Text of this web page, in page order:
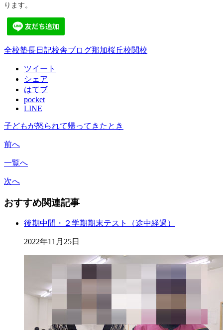
ります。
全校塾長日記校舎ブログ那加桜丘校関校
ツイート
シェア
はてブ
pocket
LINE
子どもが怒られて帰ってきたとき
前へ
一覧へ
次へ
おすすめ関連記事
後期中間・２学期期末テスト（途中経過）
2022年11月25日